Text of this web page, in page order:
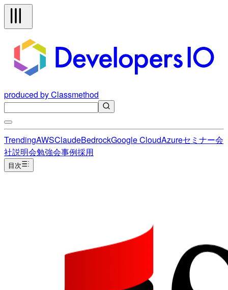
produced by Classmethod
TrendingAWSClaudeBedrockGoogle CloudAzureセミナー会
社説明会勉強会事例採用
目次